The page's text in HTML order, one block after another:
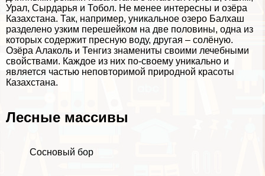
Урал, Сырдарья и Тобол. Не менее интересны и озёра
Казахстана. Так, например, уникальное озеро Балхаш
разделено узким перешейком на две половины, одна из
которых содержит пресную воду, другая – солёную.
Озёра Алаколь и Тенгиз знамениты своими лечебными
свойствами. Каждое из них по-своему уникально и
является частью неповторимой природной красоты
Казахстана.
Лесные массивы
Сосновый бор